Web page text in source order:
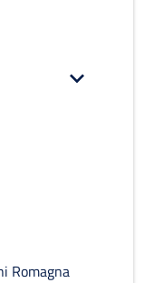
Romagna